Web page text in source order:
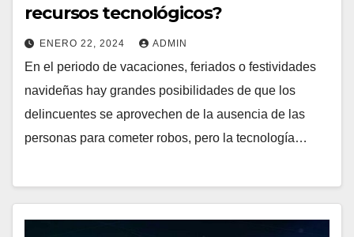
recursos tecnológicos?
ENERO 22, 2024 ADMIN
En el periodo de vacaciones, feriados o festividades
navideñas hay grandes posibilidades de que los
delincuentes se aprovechen de la ausencia de las
personas para cometer robos, pero la tecnología…